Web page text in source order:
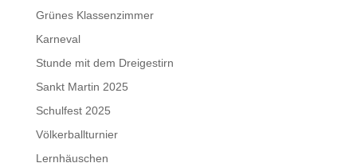
Grünes Klassenzimmer
Karneval
Stunde mit dem Dreigestirn
Sankt Martin 2025
Schulfest 2025
Völkerballturnier
Lernhäuschen